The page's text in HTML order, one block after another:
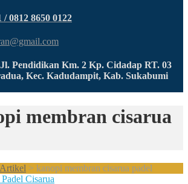
/ 0812 8650 0122
Pendidikan Km. 2 Kp. Cidadap RT. 03
Kec. Kadudampit, Kab. Sukabumi
membran cisarua
Artikel > kanopi membran cisarua padel